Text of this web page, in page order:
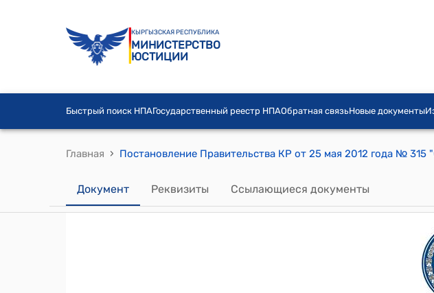
КЫРГЫЗСКАЯ РЕСПУБЛИКА
МИНИСТЕРСТВО
ЮСТИЦИИ
Быстрый поиск НПАГосударственный реестр НПАОбратная связьНовые документы
Главная ›
Документ Реквизиты Ссылающиеся документы